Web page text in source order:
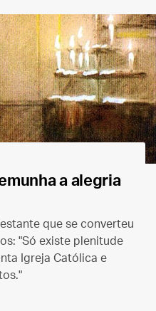
a alegria
que se converteu
"Só existe plenitude
Igreja Católica e